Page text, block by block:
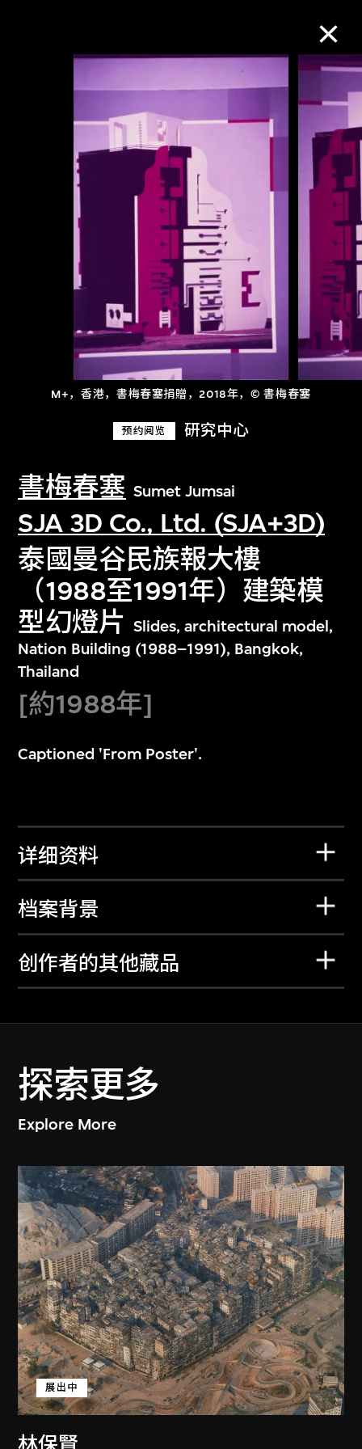
M+，香港，書梅春塞捐贈，2018年，© 書梅春塞
预约阅览 研究中心
書梅春塞 Sumet Jumsai
SJA 3D Co., Ltd. (SJA+3D)
泰國曼谷民族報大樓
（1988至1991年）建築模
型幻燈片 Slides, architectural model,
Nation Building (1988–1991), Bangkok,
Thailand
[約1988年]
Captioned 'From Poster'.
详细资料
档案背景
创作者的其他藏品
探索更多
Explore More
展出中
M+藏品
进一步筛选 搜索
关于M+藏品
探索世界顶级的二十及二十一世纪视觉
文化藏品。